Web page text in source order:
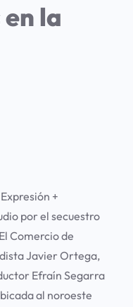
la
+
por el secuestro
Comercio de
Javier Ortega,
Efraín Segarra
al noroeste